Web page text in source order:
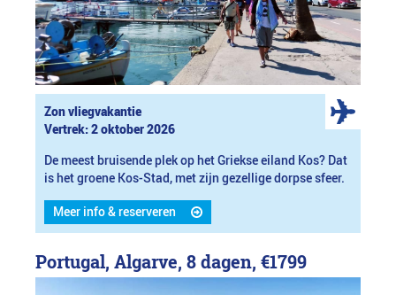
Zon vliegvakantie
Vertrek: 2 oktober 2026
De meest bruisende plek op het Griekse eiland Kos? Dat
is het groene Kos-Stad, met zijn gezellige dorpse sfeer.
Meer info & reserveren
Portugal, Algarve, 8 dagen, €1799